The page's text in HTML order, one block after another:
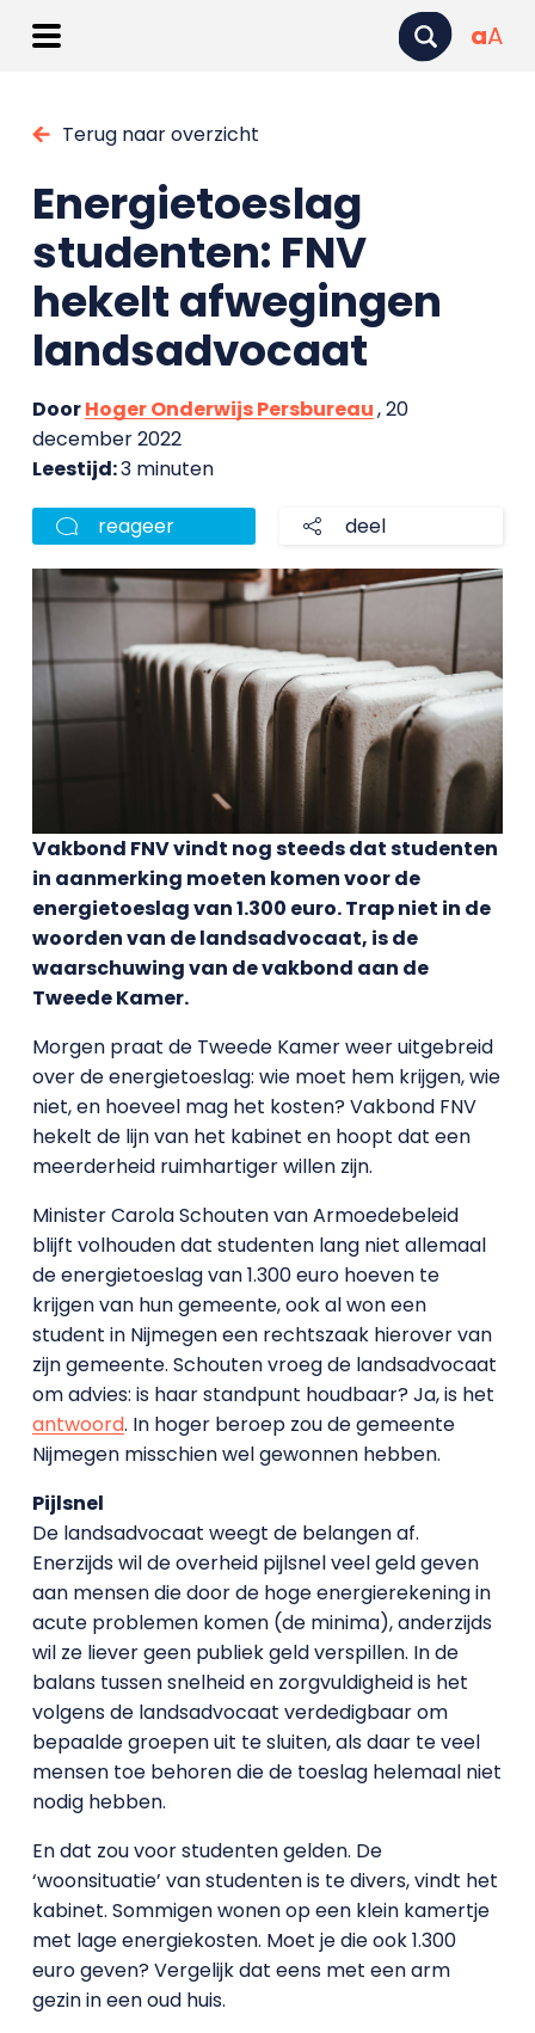
aA
Terug naar overzicht
Energietoeslag
studenten: FNV
hekelt afwegingen
landsadvocaat
DoorHoger Onderwijs Persbureau, 20
december 2022
Leestijd:3 minuten
reageer deel
Vakbond FNV vindt nog steeds dat studenten
in aanmerking moeten komen voor de
energietoeslag van 1.300 euro. Trap niet in de
woorden van de landsadvocaat, is de
waarschuwing van de vakbond aan de
Tweede Kamer.
Morgen praat de Tweede Kamer weer uitgebreid
over de energietoeslag: wie moet hem krijgen, wie
niet, en hoeveel mag het kosten? Vakbond FNV
hekelt de lijn van het kabinet en hoopt dat een
meerderheid ruimhartiger willen zijn.
Minister Carola Schouten van Armoedebeleid
blijft volhouden dat studenten lang niet allemaal
de energietoeslag van 1.300 euro hoeven te
krijgen van hun gemeente, ook al won een
student in Nijmegen een rechtszaak hierover van
zijn gemeente. Schouten vroeg de landsadvocaat
om advies: is haar standpunt houdbaar? Ja, is het
antwoord. In hoger beroep zou de gemeente
Nijmegen misschien wel gewonnen hebben.
Pijlsnel
De landsadvocaat weegt de belangen af.
Enerzijds wil de overheid pijlsnel veel geld geven
aan mensen die door de hoge energierekening in
acute problemen komen (de minima), anderzijds
wil ze liever geen publiek geld verspillen. In de
balans tussen snelheid en zorgvuldigheid is het
volgens de landsadvocaat verdedigbaar om
bepaalde groepen uit te sluiten, als daar te veel
mensen toe behoren die de toeslag helemaal niet
nodig hebben.
En dat zou voor studenten gelden. De
‘woonsituatie’ van studenten is te divers, vindt het
kabinet. Sommigen wonen op een klein kamertje
met lage energiekosten. Moet je die ook 1.300
euro geven? Vergelijk dat eens met een arm
gezin in een oud huis.